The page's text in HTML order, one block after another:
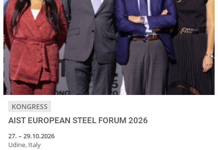
KONGRESS
AIST EUROPEAN STEEL FORUM 2026
27. – 29.10.2026
Udine, Italy